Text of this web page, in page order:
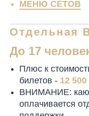
МЕНЮ СЕТОВ
Отдельная
До 17
Плюс к
билетов - 12 500
ВНИМАНИЕ:
оплачивается